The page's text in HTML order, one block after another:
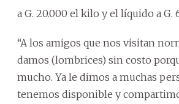
a G. 20.000 el kilo y el líquido a G.
“A los amigos que nos visitan
damos (lombrices) sin costo
mucho. Ya le dimos a muchas
tenemos disponible y